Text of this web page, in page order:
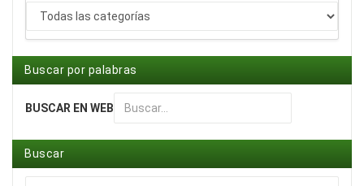
Buscar por palabras
BUSCAR EN WEB
Buscar